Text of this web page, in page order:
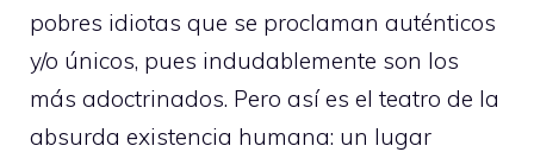
pobres idiotas que se proclaman auténticos
y/o únicos, pues indudablemente son los
más adoctrinados. Pero así es el teatro de la
absurda existencia humana: un lugar